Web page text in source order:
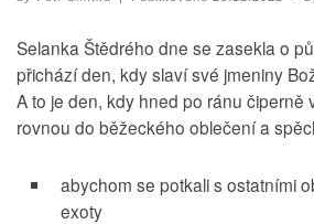
Selanka Štědrého dne se zasekla o
přichází den, kdy slaví své jmeniny
A to je den, kdy hned po ránu čiperně
rovnou do běžeckého oblečení a
abychom se potkali s ostatními
exoty